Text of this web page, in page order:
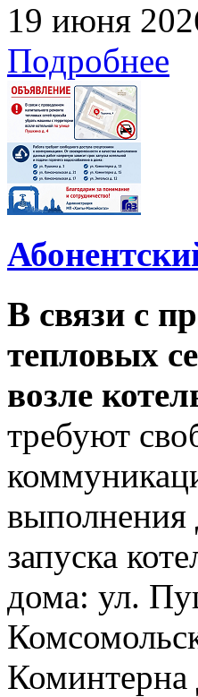
19 июня
Подробнее
В связи с
тепловых
возле
требуют
выполнения
запуска
дома: ул.
Коминтерна